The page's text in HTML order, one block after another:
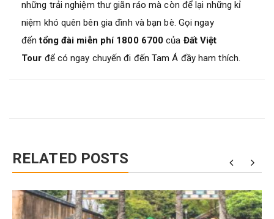
những trải nghiệm thư giãn ráo mà còn để lại những kỉ
niệm khó quên bên gia đình và bạn bè. Gọi ngay
đến tổng đài miễn phí 1800 6700 của Đất Việt
Tour để có ngay chuyến đi đến Tam Á đầy ham thích.
RELATED POSTS